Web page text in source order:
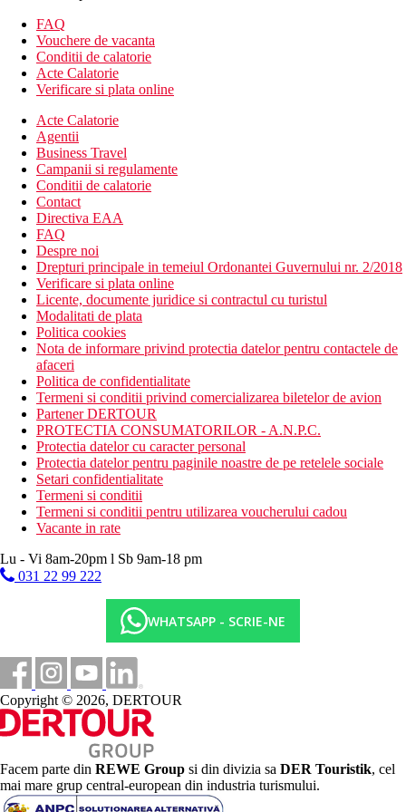
hol cu ​​receptie
Internet WiFi in zonele publice (gratuit)
birou de schimb valutar
loc de depozitare al bagajelor
spalatorie (contra cost)
seif (contra cost)
Inchirieri auto
Descrierea plajei
nisip cca 100 m.
sezlonguri si umbrele (cu plata)
Sport si relaxare
piscine cu apa dulce
terasa la soare cu sezlonguri si umbrele de soare gratuite
gradina
animatii de zi si de seara
tenis de masa
biliard (cu plata)
camera de joaca
sala de fitness
sporturi nautice pe plaja
Optiuni mese
Fara mese
Mic dejun(BB) – mic dejun tip bufet.
Demipensiune (DP) – mic dejun tip bufet si cina.
Bauturile cu cina sunt contra cost.
Pensiune completa (FB) – mic dejun, pranz, cina tip bufet.
Bauturile pentru pranz si cina sunt taxate.
Categoria oficiala
4 stele
Distanta pana la plaja
200 m
Centru turistic
200 m
Restaurant
200 m
Baruri/pub-uri
FAQ
Vouchere de vacanta
Conditii de calatorie
Acte Calatorie
Verificare si plata online
Acte Calatorie
Agentii
Business Travel
Campanii si regulamente
Conditii de calatorie
Contact
Directiva EAA
FAQ
Despre noi
Drepturi principale in temeiul Ordonantei Guvernului nr. 2/2018
Verificare si plata online
Licente, documente juridice si contractul cu turistul
Modalitati de plata
Politica cookies
Nota de informare privind protectia datelor pentru contactele de
afaceri
Politica de confidentialitate
Termeni si conditii privind comercializarea biletelor de avion
Partener DERTOUR
PROTECTIA CONSUMATORILOR - A.N.P.C.
Protectia datelor cu caracter personal
Protectia datelor pentru paginile noastre de pe retelele sociale
Setari confidentialitate
Termeni si conditii
Termeni si conditii pentru utilizarea voucherului cadou
Vacante in rate
Lu - Vi 8am-20pm l Sb 9am-18 pm
031 22 99 222
WHATSAPP - SCRIE-NE
Copyright © 2026, DERTOUR
Facem parte din REWE Group si din divizia sa DER Touristik, cel
mai mare grup central-european din industria turismului.